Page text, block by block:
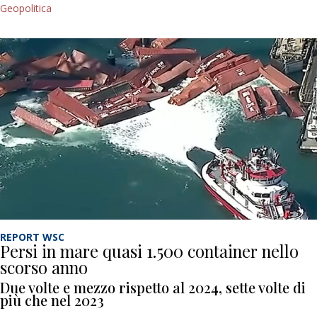
Geopolitica
REPORT WSC
Persi in mare quasi 1.500 container nello
scorso anno
Due volte e mezzo rispetto al 2024, sette volte di
più che nel 2023